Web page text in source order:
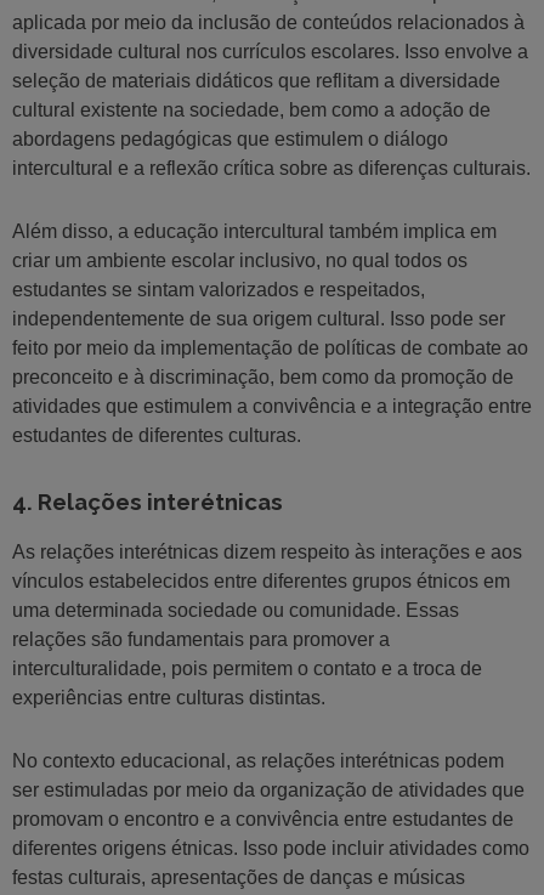
aplicada por meio da inclusão de conteúdos relacionados à
diversidade cultural nos currículos escolares. Isso envolve a
seleção de materiais didáticos que reflitam a diversidade
cultural existente na sociedade, bem como a adoção de
abordagens pedagógicas que estimulem o diálogo
intercultural e a reflexão crítica sobre as diferenças culturais.
Além disso, a educação intercultural também implica em
criar um ambiente escolar inclusivo, no qual todos os
estudantes se sintam valorizados e respeitados,
independentemente de sua origem cultural. Isso pode ser
feito por meio da implementação de políticas de combate ao
preconceito e à discriminação, bem como da promoção de
atividades que estimulem a convivência e a integração entre
estudantes de diferentes culturas.
4. Relações interétnicas
As relações interétnicas dizem respeito às interações e aos
vínculos estabelecidos entre diferentes grupos étnicos em
uma determinada sociedade ou comunidade. Essas
relações são fundamentais para promover a
interculturalidade, pois permitem o contato e a troca de
experiências entre culturas distintas.
No contexto educacional, as relações interétnicas podem
ser estimuladas por meio da organização de atividades que
promovam o encontro e a convivência entre estudantes de
diferentes origens étnicas. Isso pode incluir atividades como
festas culturais, apresentações de danças e músicas